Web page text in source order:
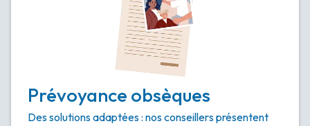
Prévoyance obsèques
Des solutions adaptées : nos conseillers présentent